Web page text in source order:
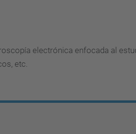
electrónica enfocada al
etc.